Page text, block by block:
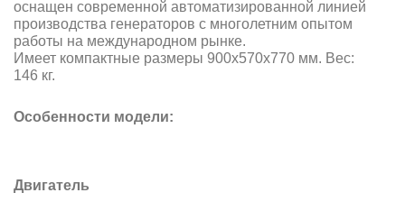
оснащен современной автоматизированной линией
производства генераторов с многолетним опытом
работы на международном рынке.
Имеет компактные размеры 900x570x770 мм. Вес:
146 кг.
Особенности модели:
Двигатель